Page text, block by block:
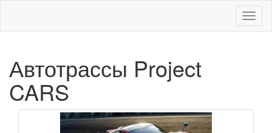
Меню
Автотрассы Project
CARS